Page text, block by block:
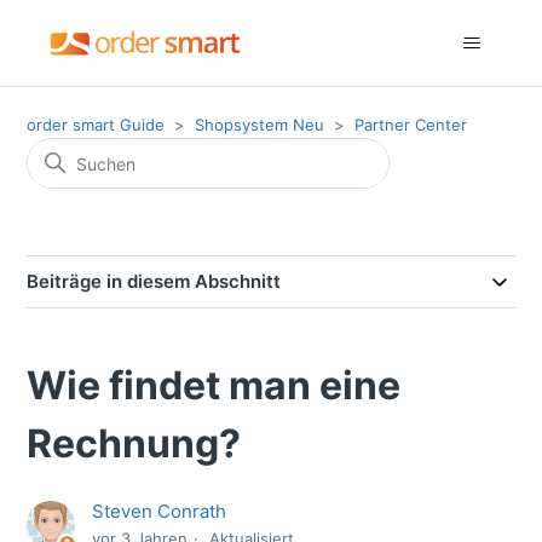
order smart Guide Shopsystem Neu Partner Center
Beiträge in diesem Abschnitt
Wie findet man eine
Rechnung?
Steven Conrath